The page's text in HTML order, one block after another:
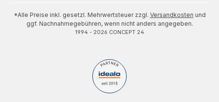
*Alle Preise inkl. gesetzl. Mehrwertsteuer zzgl. Versandkosten und
ggf. Nachnahmegebühren, wenn nicht anders angegeben.
1994 - 2026 CONCEPT 24